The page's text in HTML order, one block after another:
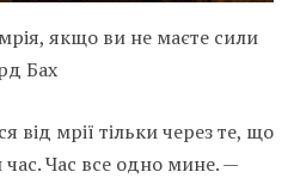
якщо ви не маєте сили
Бах
від мрії тільки через те, що
час. Час все одно мине. —